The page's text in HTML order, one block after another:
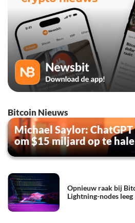
Bitcoin Nieuws
Michael Saylor:
om $15 miljard op te
Opnieuw raak bij
Lightning-nodes leeg